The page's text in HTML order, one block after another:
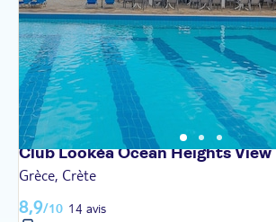
Club Lookéa Ocean HeightsView
Grèce, Crète
8,9/10 14 avis